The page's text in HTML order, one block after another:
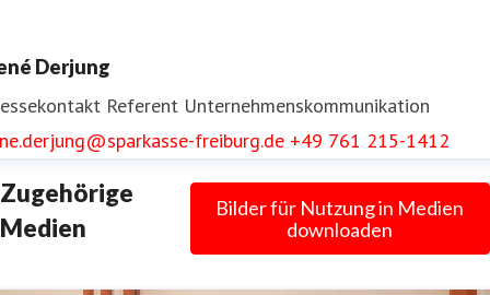
freiburg.de
Derjung
Referent Unternehmenskommunikation
freiburg.de +49 761 215-1412
Zugehörige
Medien
Bilder für Nutzung in Medien
downloaden